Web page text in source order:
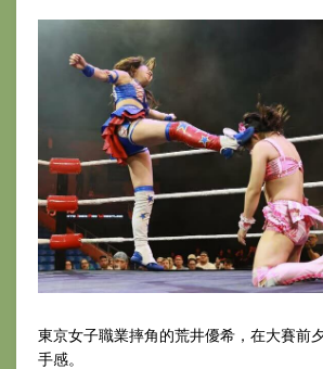
東京女子職業摔角的荒井優希，在大賽前
手感。